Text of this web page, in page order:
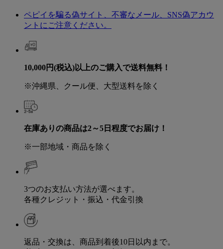
ペピイを騙る偽サイト、不審なメール、SNS偽アカウ
ントにご注意ください。
10,000円(税込)以上のご購入で送料無料！
※沖縄県、クール便、大型送料を除く
在庫ありの商品は2～5日程度でお届け！
※一部地域・商品を除く
3つのお支払い方法が選べます。
各種クレジット・振込・代金引換
返品・交換は、商品到着後10日以内まで。